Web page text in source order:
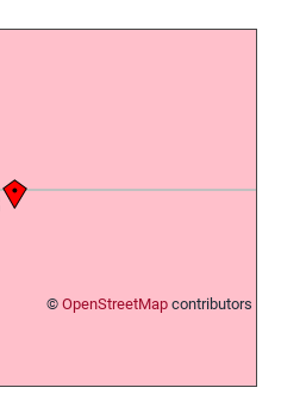
© OpenStreetMap contributors